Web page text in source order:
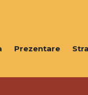
Prezentare